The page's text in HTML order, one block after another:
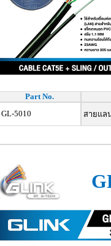
Part No.
GL-5010
สายแล